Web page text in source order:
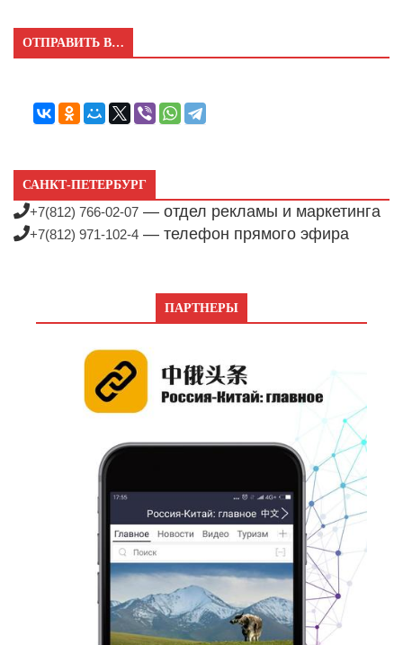
ОТПРАВИТЬ В…
САНКТ-ПЕТЕРБУРГ
+7(812) 766-02-07 — отдел рекламы и маркетинга
+7(812) 971-102-4 — телефон прямого эфира
ПАРТНЕРЫ